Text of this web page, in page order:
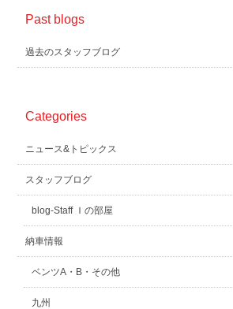
Past blogs
過去のスタッフブログ
Categories
ニュース&トピックス
スタッフブログ
blog-Staff Ｉの部屋
納車情報
ベンツA・B・その他
九州